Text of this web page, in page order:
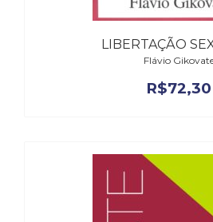
LIBERTAÇÃO
Flávio
R$72,30